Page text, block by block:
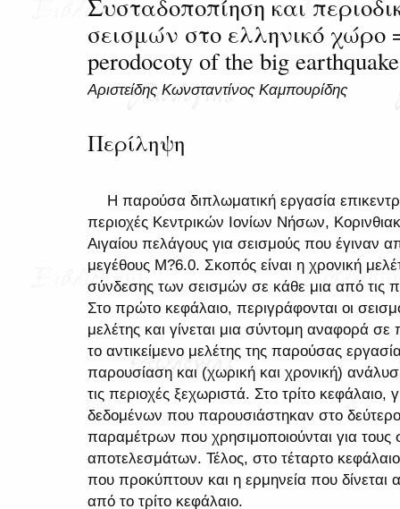
Συσταδοποπίηση και
σεισμών στο ελληνικό χώρο
perodocoty of the big
Αριστείδης Κωνσταντίνος Καμπουρίδης
Περίληψη
Η παρούσα διπλωματική εργασία
περιοχές Κεντρικών Ιονίων Νήσων,
Αιγαίου πελάγους για σεισμούς που έγιναν
μεγέθους Μ?6.0. Σκοπός είναι η χρονική
σύνδεσης των σεισμών σε κάθε μια από τις
Στο πρώτο κεφάλαιο, περιγράφονται οι
μελέτης και γίνεται μια σύντομη αναφορά σε
το αντικείμενο μελέτης της παρούσας
παρουσίαση και (χωρική και χρονική)
τις περιοχές ξεχωριστά. Στο τρίτο κεφάλαιο,
δεδομένων που παρουσιάστηκαν στο
παραμέτρων που χρησιμοποιούνται για
αποτελεσμάτων. Τέλος, στο τέταρτο
που προκύπτουν και η ερμηνεία που
από το τρίτο κεφάλαιο.